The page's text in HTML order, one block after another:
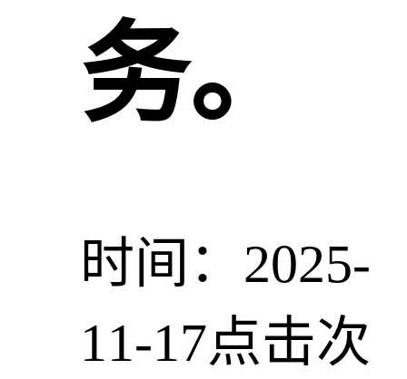
务。
时间：2025-
11-17点击次